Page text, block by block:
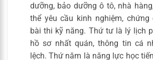
dưỡng, bảo dưỡng ô tô, nhà
thể yêu cầu kinh nghiệm, chứng
bài thi kỹ năng. Thứ tư là lý lịch
hồ sơ nhất quán, thông tin cá
lệch. Thứ năm là năng lực học